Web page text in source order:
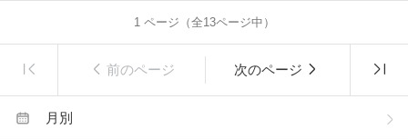
1ページ（全13ページ中）
前のページ 次のページ
月別